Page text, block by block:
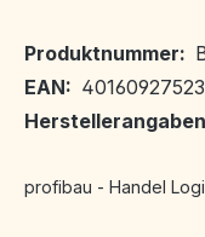
Produktnummer:
EAN:
profibau - Handel